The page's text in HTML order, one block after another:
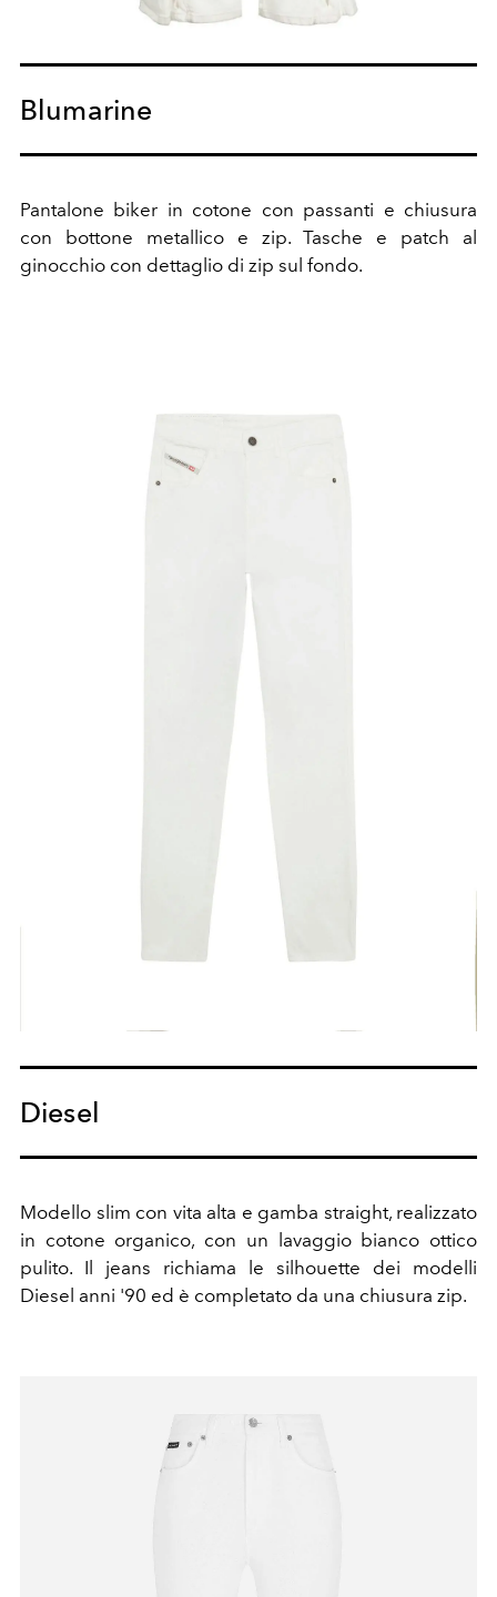
Blumarine
Pantalone biker in cotone con passanti e chiusura
con bottone metallico e zip. Tasche e patch al
ginocchio con dettaglio di zip sul fondo.
Diesel
Modello slim con vita alta e gamba straight, realizzato
in cotone organico, con un lavaggio bianco ottico
pulito. Il jeans richiama le silhouette dei modelli
Diesel anni '90 ed è completato da una chiusura zip.